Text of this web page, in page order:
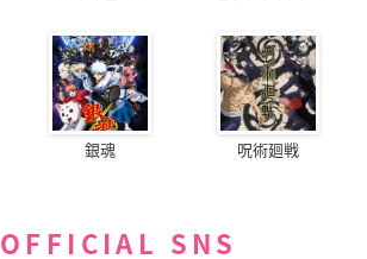
銀魂 呪術廻戦
OFFICIAL SNS